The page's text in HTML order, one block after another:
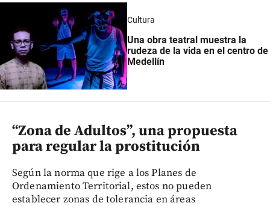
Cultura
Una obra teatral muestra la
rudeza de la vida en el centro de
Medellín
“Zona de Adultos”, una propuesta
para regular la prostitución
Según la norma que rige a los Planes de
Ordenamiento Territorial, estos no pueden
establecer zonas de tolerancia en áreas